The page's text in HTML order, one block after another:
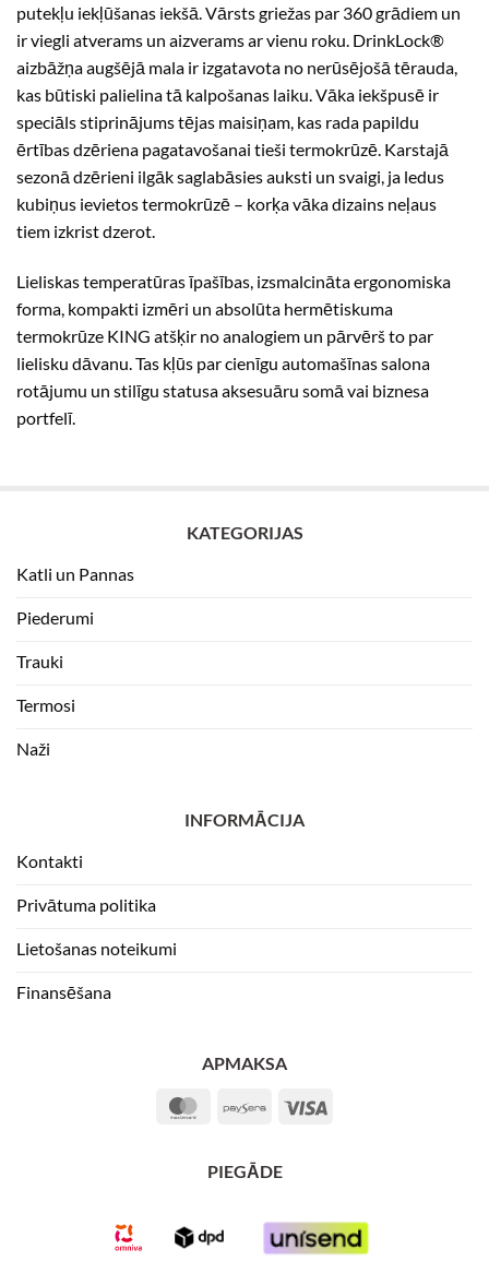
putekļu iekļūšanas iekšā. Vārsts griežas par 360 grādiem un
ir viegli atverams un aizverams ar vienu roku. DrinkLock®
aizbāžņa augšējā mala ir izgatavota no nerūsējošā tērauda,
kas būtiski palielina tā kalpošanas laiku. Vāka iekšpusē ir
speciāls stiprinājums tējas maisiņam, kas rada papildu
ērtības dzēriena pagatavošanai tieši termokrūzē. Karstajā
sezonā dzērieni ilgāk saglabāsies auksti un svaigi, ja ledus
kubiņus ievietos termokrūzē – korķa vāka dizains neļaus
tiem izkrist dzerot.
Lieliskas temperatūras īpašības, izsmalcināta ergonomiska
forma, kompakti izmēri un absolūta hermētiskuma
termokrūze KING atšķir no analogiem un pārvērš to par
lielisku dāvanu. Tas kļūs par cienīgu automašīnas salona
rotājumu un stilīgu statusa aksesuāru somā vai biznesa
portfelī.
KATEGORIJAS
Katli un Pannas
Piederumi
Trauki
Termosi
Naži
INFORMĀCIJA
Kontakti
Privātuma politika
Lietošanas noteikumi
Finansēšana
APMAKSA
MasterCardPaysera
PIEGĀDE